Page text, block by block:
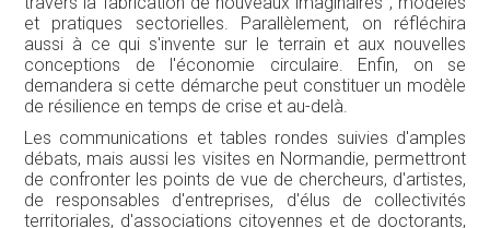
MOTS-CLÉS :
Alimentation, Climat, Communs, Coopérations, Cycle de
vie, Habitat, Innovation technologique, Justice, Méditation,
Nature, Numérique, Performance, Régulation, Résilience,
Ressources, Sobriété, Solidarités, Territoires, Transition
écologique, Urbanisme